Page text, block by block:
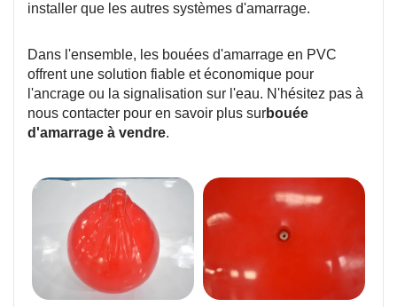
installer que les autres systèmes d'amarrage.
Dans l'ensemble, les bouées d'amarrage en PVC
offrent une solution fiable et économique pour
l'ancrage ou la signalisation sur l'eau. N'hésitez pas à
nous contacter pour en savoir plus surbouée
d'amarrage à vendre.